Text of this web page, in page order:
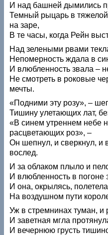
И над башней дымились
Темный рыцарь в
на заре,
В те часы, когда Рейн
Над зелеными рвами
Непомерность ждала в
И влюбленность звала –
Не смотреть в роковые
мечты.
«Подними эту розу», –
Тишину улетающих лат,
«В синем утреннем небе
расцветающих роз», –
Он шепнул, и сверкнул, и
вослед.
И за облаком плыло и
И влюбленность в
И она, окрылясь,
На воздушном пути
Уж в стремнинах туман, и
И заветная мгла
И вечернюю грусть